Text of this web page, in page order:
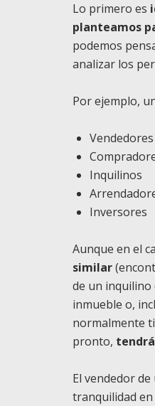
Lo primero es
planteamos
podemos
analizar los
Por ejemplo,
Vendedores
Inquilinos
Inversores
Aunque en el
similar
de un inquilino
inmueble o,
normalmente
pronto,
El vendedor
tranquilidad